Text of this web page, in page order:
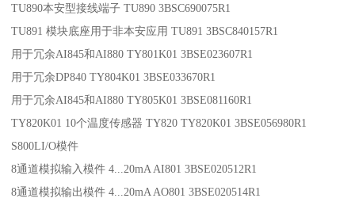
TU890本安型接线端子 TU890 3BSC690075R1
TU891 模块底座用于非本安应用 TU891 3BSC840157R1
用于冗余AI845和AI880 TY801K01 3BSE023607R1
用于冗余DP840 TY804K01 3BSE033670R1
用于冗余AI845和AI880 TY805K01 3BSE081160R1
TY820K01 10个温度传感器 TY820 TY820K01 3BSE056980R1
S800LI/O模件
8通道模拟输入模件 4...20mA AI801 3BSE020512R1
8通道模拟输出模件 4...20mA AO801 3BSE020514R1